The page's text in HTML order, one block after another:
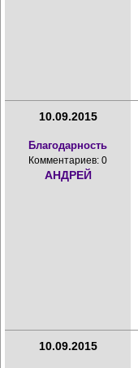
10.09.2015
Благодарность
Комментариев: 0
АНДРЕЙ
10.09.2015